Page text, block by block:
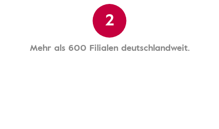
2
Mehr als 600 Filialen deutschlandweit.